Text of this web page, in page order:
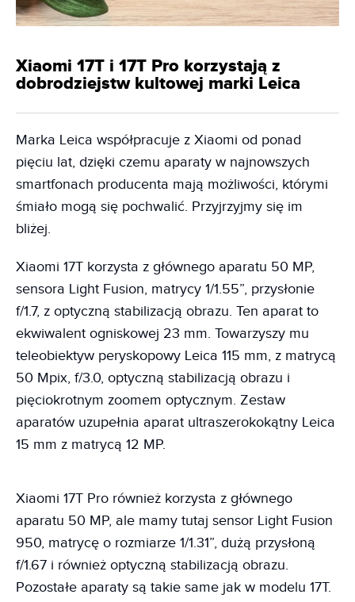
Xiaomi 17T i 17T Pro korzystają z
dobrodziejstw kultowej marki Leica
Marka Leica współpracuje z Xiaomi od ponad
pięciu lat, dzięki czemu aparaty w najnowszych
smartfonach producenta mają możliwości, którymi
śmiało mogą się pochwalić. Przyjrzyjmy się im
bliżej.
Xiaomi 17T korzysta z głównego aparatu 50 MP,
sensora Light Fusion, matrycy 1/1.55”, przysłonie
f/1.7, z optyczną stabilizacją obrazu. Ten aparat to
ekwiwalent ogniskowej 23 mm. Towarzyszy mu
teleobiektyw peryskopowy Leica 115 mm, z matrycą
50 Mpix, f/3.0, optyczną stabilizacją obrazu i
pięciokrotnym zoomem optycznym. Zestaw
aparatów uzupełnia aparat ultraszerokokątny Leica
15 mm z matrycą 12 MP.
Xiaomi 17T Pro również korzysta z głównego
aparatu 50 MP, ale mamy tutaj sensor Light Fusion
950, matrycę o rozmiarze 1/1.31”, dużą przysłoną
f/1.67 i również optyczną stabilizacją obrazu.
Pozostałe aparaty są takie same jak w modelu 17T.